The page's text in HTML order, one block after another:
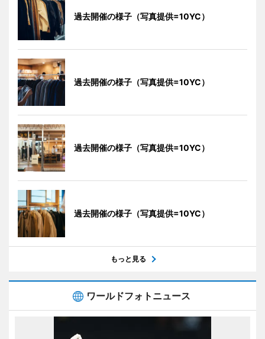
過去開催の様子（写真提供=10YC）
過去開催の様子（写真提供=10YC）
過去開催の様子（写真提供=10YC）
過去開催の様子（写真提供=10YC）
もっと見る
ワールドフォトニュース